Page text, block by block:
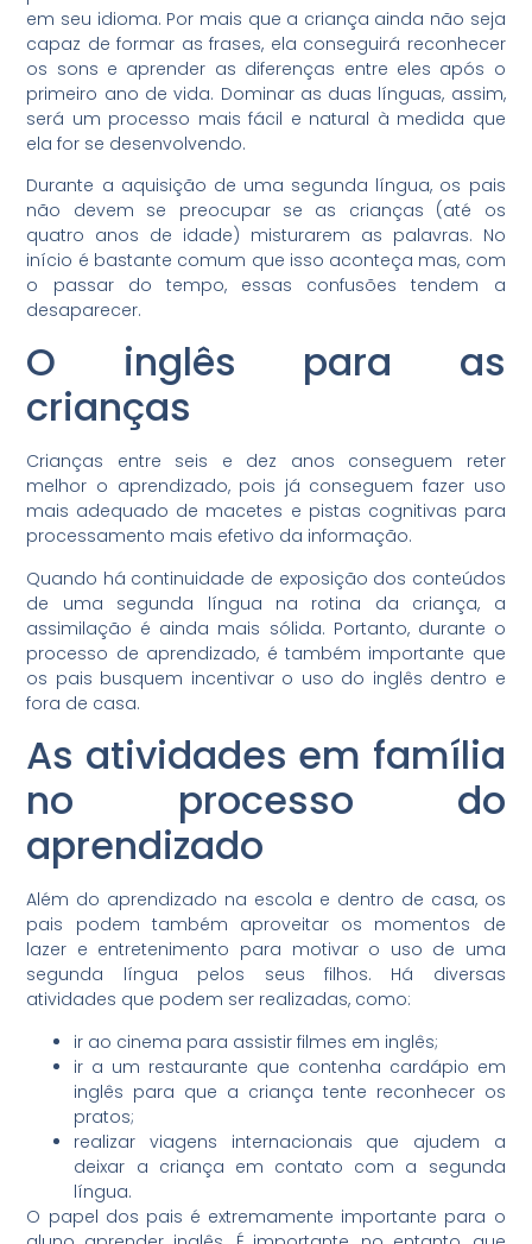
em seu idioma. Por mais que a criança ainda não seja
capaz de formar as frases, ela conseguirá reconhecer
os sons e aprender as diferenças entre eles após o
primeiro ano de vida. Dominar as duas línguas, assim,
será um processo mais fácil e natural à medida que
ela for se desenvolvendo.
Durante a aquisição de uma segunda língua, os pais
não devem se preocupar se as crianças (até os
quatro anos de idade) misturarem as palavras. No
início é bastante comum que isso aconteça mas, com
o passar do tempo, essas confusões tendem a
desaparecer.
O inglês para as
crianças
Crianças entre seis e dez anos conseguem reter
melhor o aprendizado, pois já conseguem fazer uso
mais adequado de macetes e pistas cognitivas para
processamento mais efetivo da informação.
Quando há continuidade de exposição dos conteúdos
de uma segunda língua na rotina da criança, a
assimilação é ainda mais sólida. Portanto, durante o
processo de aprendizado, é também importante que
os pais busquem incentivar o uso do inglês dentro e
fora de casa.
As atividades em família
no processo do
aprendizado
Além do aprendizado na escola e dentro de casa, os
pais podem também aproveitar os momentos de
lazer e entretenimento para motivar o uso de uma
segunda língua pelos seus filhos. Há diversas
atividades que podem ser realizadas, como:
ir ao cinema para assistir filmes em inglês;
ir a um restaurante que contenha cardápio em
inglês para que a criança tente reconhecer os
pratos;
realizar viagens internacionais que ajudem a
deixar a criança em contato com a segunda
língua.
O papel dos pais é extremamente importante para o